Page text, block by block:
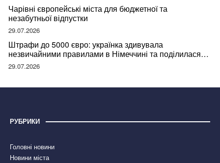
Чарівні європейські міста для бюджетної та
незабутньої відпустки
29.07.2026
Штрафи до 5000 євро: українка здивувала
незвичайними правилами в Німеччині та поділилася
правдою
29.07.2026
РУБРИКИ
Головні новини
Новини міста